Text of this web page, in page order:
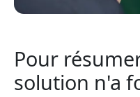
Pour
solution n'a